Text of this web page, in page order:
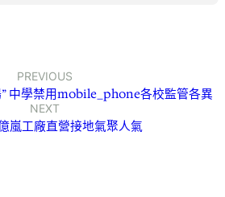
PREVIOUS
中學禁用mobile_phone各校監管各異
NEXT
嵐工廠直營接地氣聚人氣